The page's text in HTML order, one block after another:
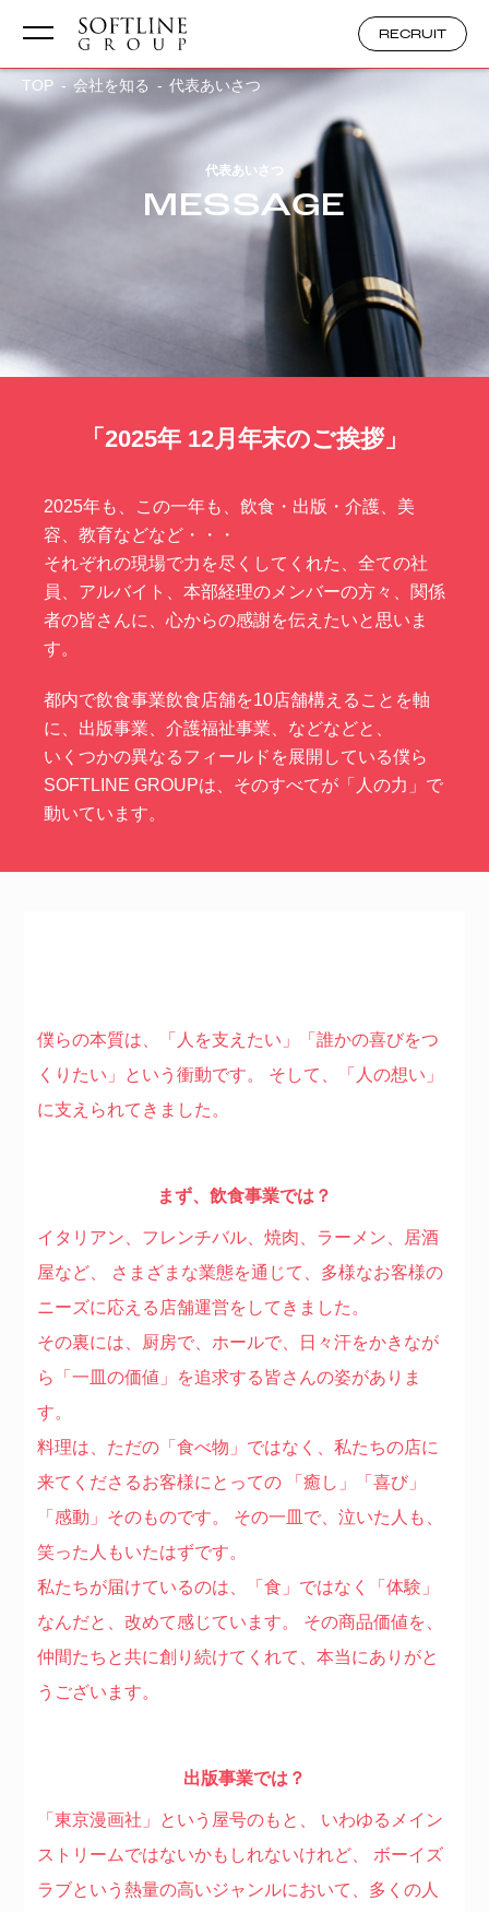
RECRUIT
TOP 会社を知る 代表あいさつ
代表あいさつ
MESSAGE
「2025年 12月年末のご挨拶」
2025年も、この一年も、飲食・出版・介護、美
容、教育などなど・・・
それぞれの現場で力を尽くしてくれた、全ての社
員、アルバイト、本部経理のメンバーの方々、関係
者の皆さんに、心からの感謝を伝えたいと思いま
す。
都内で飲食事業飲食店舗を10店舗構えることを軸
に、出版事業、介護福祉事業、などなどと、
いくつかの異なるフィールドを展開している僕ら
SOFTLINE GROUPは、そのすべてが「人の力」で
動いています。
僕らの本質は、「人を支えたい」「誰かの喜びをつ
くりたい」という衝動です。 そして、「人の想い」
に支えられてきました。
まず、飲食事業では？
イタリアン、フレンチバル、焼肉、ラーメン、居酒
屋など、
さまざまな業態を通じて、多様なお客様の
ニーズに応える店舗運営をしてきました。
その裏には、厨房で、ホールで、日々汗をかきなが
ら「一皿の価値」を追求する皆さんの姿がありま
す。
料理は、ただの「食べ物」ではなく、私たちの店に
来てくださるお客様にとっての 「癒し」「喜び」
「感動」そのものです。
その一皿で、泣いた人も、
笑った人もいたはずです。
私たちが届けているのは、「食」ではなく「体験」
なんだと、改めて感じています。
その商品価値を、
仲間たちと共に創り続けてくれて、本当にありがと
うございます。
出版事業では？
「東京漫画社」という屋号のもと、
いわゆるメイン
ストリームではないかもしれないけれど、 ボーイズ
ラブという熱量の高いジャンルにおいて、多くの人